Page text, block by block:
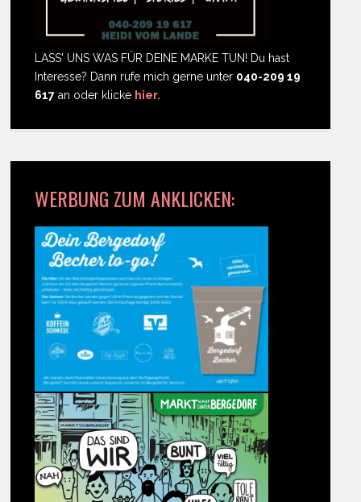
LASS' UNS WAS FÜR DEINE MARKE TUN! Du hast
Interesse? Dann rufe mich gerne unter 040-209 19
617 an oder klicke hier.
WERBUNG ZUM ANKLICKEN: